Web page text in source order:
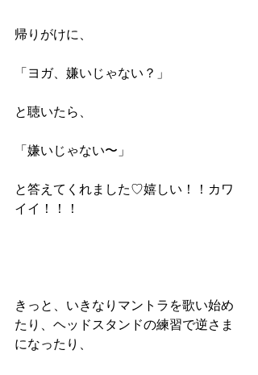
帰りがけに、
「ヨガ、嫌いじゃない？」
と聴いたら、
「嫌いじゃない〜」
と答えてくれました♡嬉しい！！カワ
イイ！！！
きっと、いきなりマントラを歌い始め
たり、ヘッドスタンドの練習で逆さま
になったり、